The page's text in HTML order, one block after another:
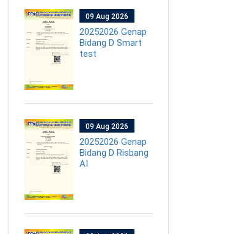
09 Aug 2026
20252026 Genap
Bidang D Smart
test
09 Aug 2026
20252026 Genap
Bidang D Risbang
AI